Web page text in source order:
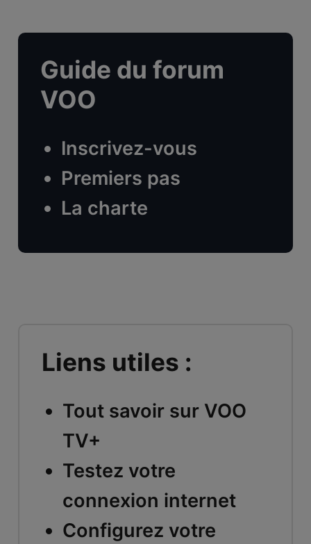
Guide du forum
VOO
Inscrivez-vous
Premiers pas
La charte
Liens utiles :
Tout savoir sur VOO
TV+
Testez votre
connexion internet
Configurez votre